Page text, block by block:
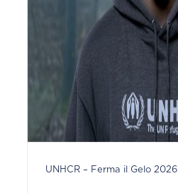
UNHCR – Ferma il Gelo 2026